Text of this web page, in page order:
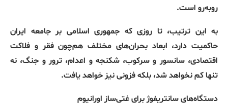
روبه‌رو است.
به این ترتیب، تا روزی که جمهوری اسلامی بر جامعه ایران
حاکمیت دارد، ابعاد بحران‌های مختلف هم‌چون فقر و فلاکت
اقتصادی، سانسور و سرکوب، شکنجه و اعدام، ترور و جنگ، نه
تنها کم نخواهد شد، بلکه فزونی نیز خواهد یافت.
دستگاه‌های سانتریفوژ برای غتی‌ساز اورانیوم